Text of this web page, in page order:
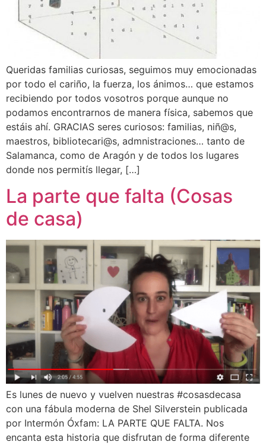
Queridas familias curiosas, seguimos muy emocionadas
por todo el cariño, la fuerza, los ánimos… que estamos
recibiendo por todos vosotros porque aunque no
podamos encontrarnos de manera física, sabemos que
estáis ahí. GRACIAS seres curiosos: familias, niñ@s,
maestros, bibliotecari@s, admnistraciones… tanto de
Salamanca, como de Aragón y de todos los lugares
donde nos permitís llegar, […]
La parte que falta (Cosas
de casa)
Es lunes de nuevo y vuelven nuestras #cosasdecasa
con una fábula moderna de Shel Silverstein publicada
por Intermón Óxfam: LA PARTE QUE FALTA. Nos
encanta esta historia que disfrutan de forma diferente